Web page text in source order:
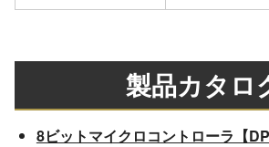
製品カタロ
8ビットマイクロコントローラ【